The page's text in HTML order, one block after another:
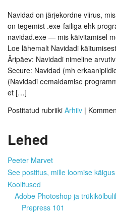
Navidad on järjekordne viirus,
on tegemist .exe-failiga ehk
navidad.exe — mis käivitamisel
Loe lähemalt Navidadi
Äripäev: Navidadi nimeline
Secure: Navidad (mh
(Navidadi eemaldamise
et […]
Postitatud rubriiki Arhiiv |
Lehed
Peeter Marvet
See postitus, mille loomise
Koolitused
Adobe Photoshop ja
Prepress 101